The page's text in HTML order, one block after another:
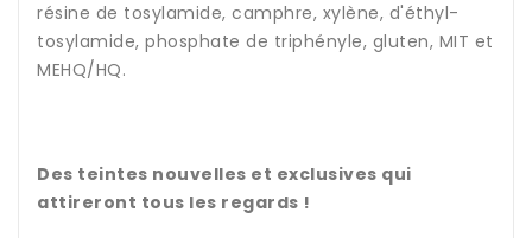
résine de tosylamide, camphre, xylène, d'éthyl-
tosylamide, phosphate de triphényle, gluten, MIT et
MEHQ/HQ.
Des teintes nouvelles et exclusives qui
attireront tous les regards !